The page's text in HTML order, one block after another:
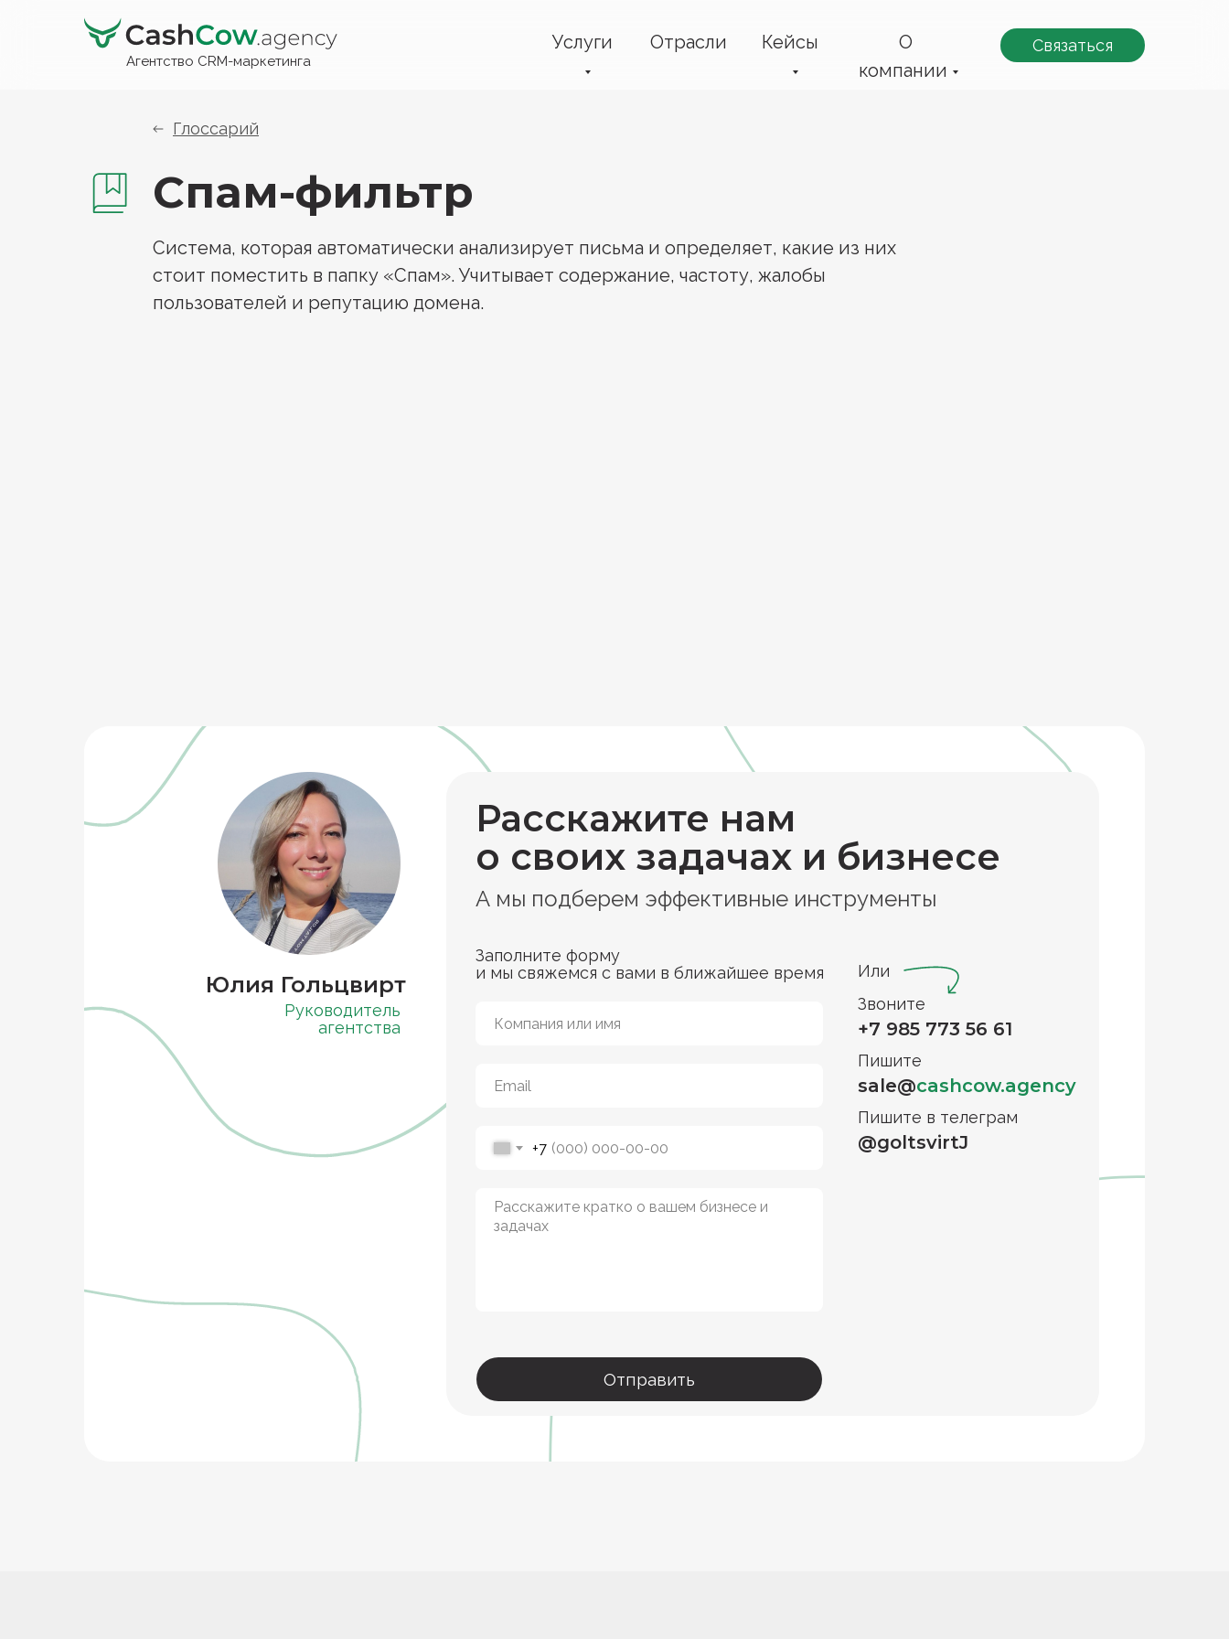
О
компании
Кейсы
Отрасли
Услуги
Агентство CRM-маркетинга
Связаться
Спам-фильтр
Система, которая автоматически анализирует письма и определяет, какие из них
стоит поместить в папку «Спам». Учитывает содержание, частоту, жалобы
пользователей и репутацию домена.
Глоссарий
Заполните форму
и мы свяжемся с вами в ближайшее время
+7
Отправить
Или
@goltsvirtJ
Пишите в телеграм
sale@cashcow.agency
Пишите
+7 985 773 56 61
Звоните
А мы подберем эффективные инструменты
Расскажите нам
о своих задачах и бизнесе
Юлия Гольцвирт
Руководитель
агентства